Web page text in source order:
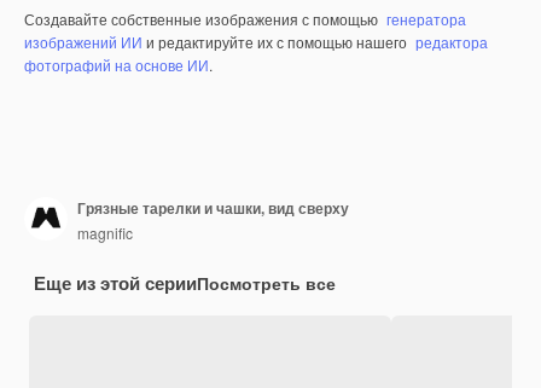
Создавайте собственные изображения с помощью генератора
изображений ИИ и редактируйте их с помощью нашего редактора
фотографий на основе ИИ.
Грязные тарелки и чашки, вид сверху
magnific
Еще из этой серииПосмотреть все